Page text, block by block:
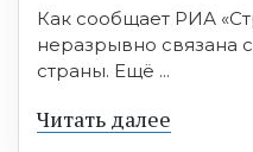
Как сообщает РИА
неразрывно связана
страны. Ещё ...
Читать далее